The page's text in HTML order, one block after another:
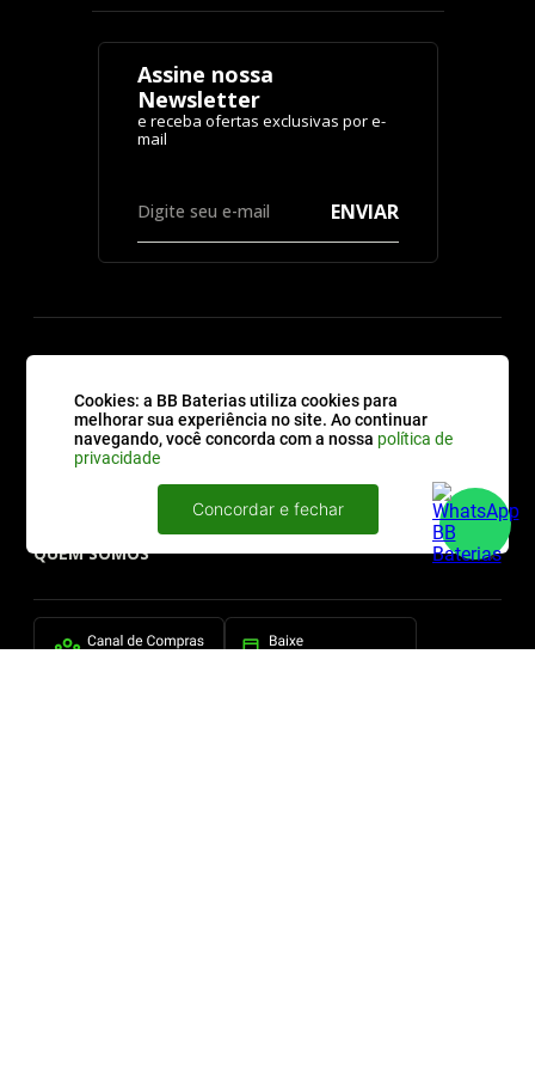
Cookies: a BB Baterias utiliza cookies para
melhorar sua experiência no site. Ao continuar
navegando, você concorda com a nossa política de
privacidade
Concordar e fechar
Assine nossa
Newsletter
ENVIAR
CATEGORIAS
ATENDIMENTO
QUEM SOMOS